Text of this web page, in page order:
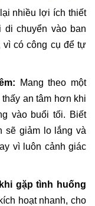
nhiều lợi ích thiết
chuyển vào ban
vì có công cụ để tự
Mang theo một
an tâm hơn khi
vào buổi tối. Biết
sẽ giảm lo lắng và
vì luôn cảnh giác
gặp tình huống
hoạt nhanh, cho